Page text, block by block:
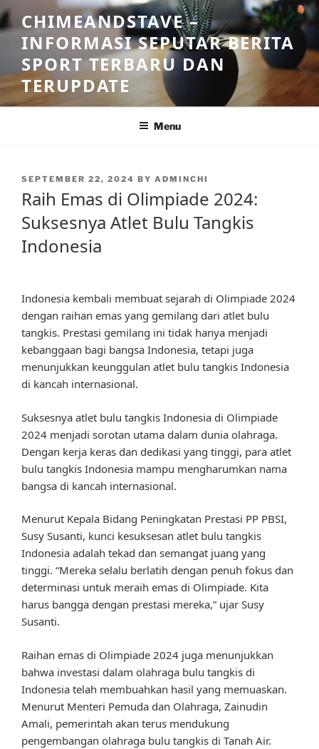
Skip
to
content
CHIMEANDSTAVE –
INFORMASI SEPUTAR BERITA
SPORT TERBARU DAN
TERUPDATE
Menu
POSTED
SEPTEMBER 22, 2024 BY ADMINCHI
Raih Emas di Olimpiade 2024:
Suksesnya Atlet Bulu Tangkis
Indonesia
Indonesia kembali membuat sejarah di Olimpiade 2024
dengan raihan emas yang gemilang dari atlet bulu
tangkis. Prestasi gemilang ini tidak hanya menjadi
kebanggaan bagi bangsa Indonesia, tetapi juga
menunjukkan keunggulan atlet bulu tangkis Indonesia
di kancah internasional.
Suksesnya atlet bulu tangkis Indonesia di Olimpiade
2024 menjadi sorotan utama dalam dunia olahraga.
Dengan kerja keras dan dedikasi yang tinggi, para atlet
bulu tangkis Indonesia mampu mengharumkan nama
bangsa di kancah internasional.
Menurut Kepala Bidang Peningkatan Prestasi PP PBSI,
Susy Susanti, kunci kesuksesan atlet bulu tangkis
Indonesia adalah tekad dan semangat juang yang
tinggi. “Mereka selalu berlatih dengan penuh fokus dan
determinasi untuk meraih emas di Olimpiade. Kita
harus bangga dengan prestasi mereka,” ujar Susy
Susanti.
Raihan emas di Olimpiade 2024 juga menunjukkan
bahwa investasi dalam olahraga bulu tangkis di
Indonesia telah membuahkan hasil yang memuaskan.
Menurut Menteri Pemuda dan Olahraga, Zainudin
Amali, pemerintah akan terus mendukung
pengembangan olahraga bulu tangkis di Tanah Air.